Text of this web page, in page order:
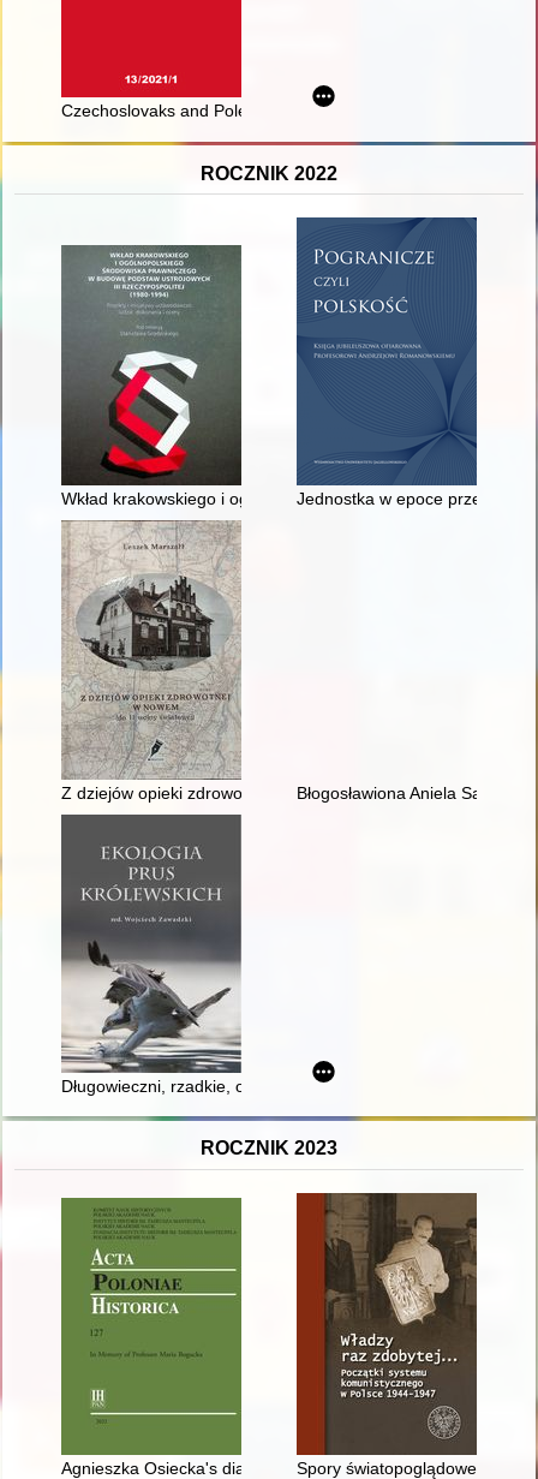
Czechoslovaks and Poles in Royal Air Force During the Battle
ROCZNIK 2022
Wkład krakowskiego i ogólnopolskiego środowiska
Jednostka w epoce
Z dziejów opieki zdrowotnej w Nowem (do II wojny światowej)
Błogosławiona Aniela Salawa
Długowieczni, rzadkie, osobliwe : żywe i nieożywione
ROCZNIK 2023
Agnieszka Osiecka's diaries and notes as a source for
Spory światopoglądowe o